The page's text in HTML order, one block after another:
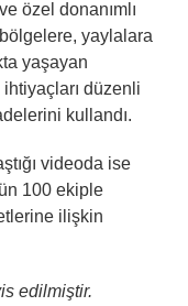
özel donanımlı
bölgelere, yaylalara
yaşayan
ihtiyaçları düzenli
kullandı.
videoda ise
100 ekiple
ilişkin
edilmiştir.